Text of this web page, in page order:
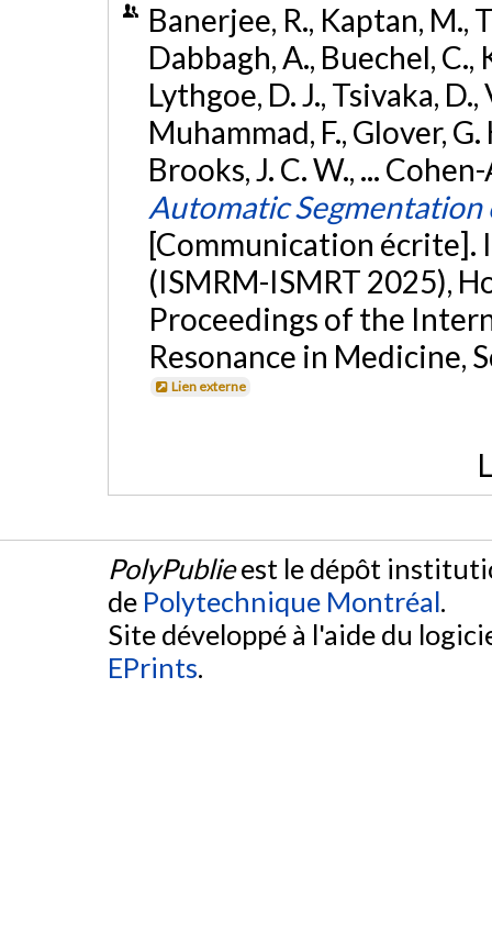
Banerjee, R., Kaptan, M.,
Dabbagh, A., Buechel, C.,
Lythgoe, D. J., Tsivaka,
Muhammad, F., Glover, G.
Brooks, J. C. W., ...
Automatic Segmentation
[Communication écrite].
(ISMRM-ISMRT 2025),
Proceedings of the
Resonance in Medicine,
Lien externe
PolyPublieest le dépôt
de Polytechnique Montréal.
Site développé à l'aide du
EPrints.